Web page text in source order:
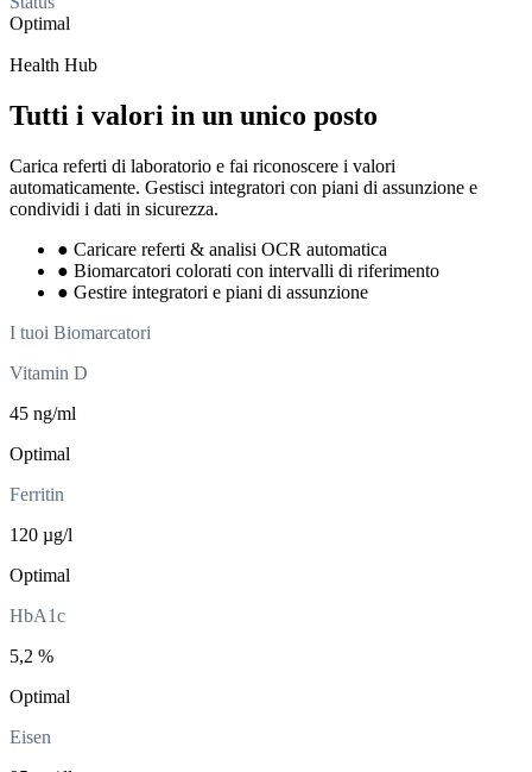
Status
Optimal
Health Hub
Tutti i valori in un unico posto
Carica referti di laboratorio e fai riconoscere i valori
automaticamente. Gestisci integratori con piani di assunzione e
condividi i dati in sicurezza.
● Caricare referti & analisi OCR automatica
● Biomarcatori colorati con intervalli di riferimento
● Gestire integratori e piani di assunzione
I tuoi Biomarcatori
Vitamin D
45 ng/ml
Optimal
Ferritin
120 µg/l
Optimal
HbA1c
5,2 %
Optimal
Eisen